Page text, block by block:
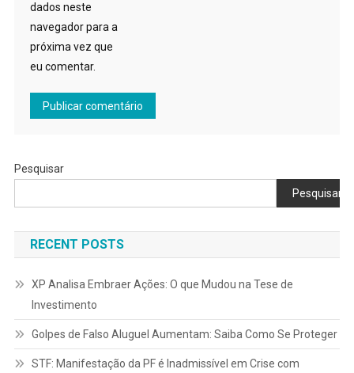
dados neste
navegador para a
próxima vez que
eu comentar.
Pesquisar
Pesquisar
RECENT POSTS
XP Analisa Embraer Ações: O que Mudou na Tese de
Investimento
Golpes de Falso Aluguel Aumentam: Saiba Como Se Proteger
STF: Manifestação da PF é Inadmissível em Crise com